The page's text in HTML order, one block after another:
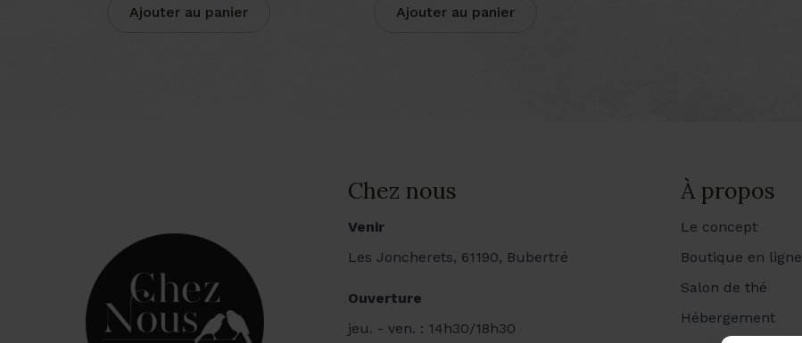
Ajouter au panier Ajouter au panier
Chez nous
Venir
Les Joncherets, 61190, Bubertré
Ouverture
jeu. - ven. : 14h30/18h30
À propos
Le concept
Boutique en ligne
Salon de thé
Hébergement